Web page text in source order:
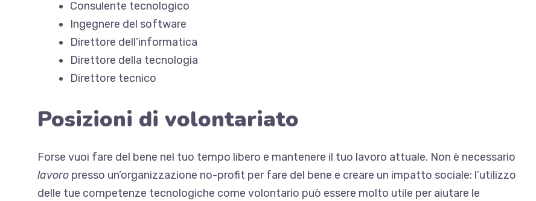
Consulente tecnologico
Ingegnere del software
Direttore dell’informatica
Direttore della tecnologia
Direttore tecnico
Posizioni di volontariato
Forse vuoi fare del bene nel tuo tempo libero e mantenere il tuo lavoro attuale. Non è necessario
lavoro presso un’organizzazione no-profit per fare del bene e creare un impatto sociale: l’utilizzo
delle tue competenze tecnologiche come volontario può essere molto utile per aiutare le